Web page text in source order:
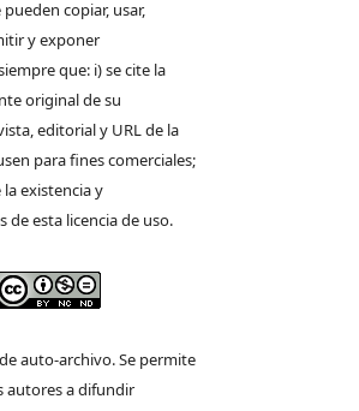
pueden copiar, usar,
y exponer
que: i) se cite la
original de su
editorial y URL de la
para fines comerciales;
existencia y
de esta licencia de uso.
auto-archivo. Se permite
autores a difundir